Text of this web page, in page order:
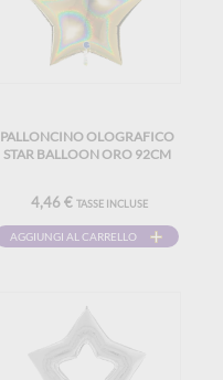
PALLONCINO OLOGRAFICO
STAR BALLOON ORO 92CM
4,46 € TASSE INCLUSE
AGGIUNGI AL CARRELLO